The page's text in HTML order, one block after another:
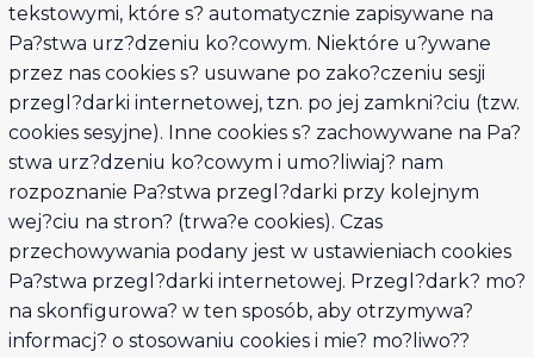
tekstowymi, które s? automatycznie zapisywane na
Pa?stwa urz?dzeniu ko?cowym. Niektóre u?ywane
przez nas cookies s? usuwane po zako?czeniu sesji
przegl?darki internetowej, tzn. po jej zamkni?ciu (tzw.
cookies sesyjne). Inne cookies s? zachowywane na Pa?
stwa urz?dzeniu ko?cowym i umo?liwiaj? nam
rozpoznanie Pa?stwa przegl?darki przy kolejnym
wej?ciu na stron? (trwa?e cookies). Czas
przechowywania podany jest w ustawieniach cookies
Pa?stwa przegl?darki internetowej. Przegl?dark? mo?
na skonfigurowa? w ten sposób, aby otrzymywa?
informacj? o stosowaniu cookies i mie? mo?liwo??